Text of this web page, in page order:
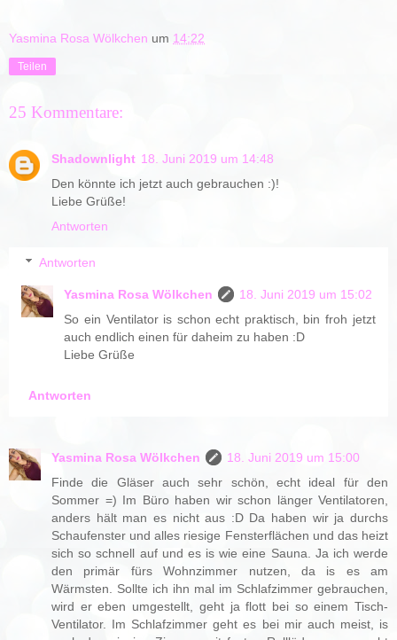
Yasmina Rosa Wölkchen um 14:22
Teilen
25 Kommentare:
Shadownlight 18. Juni 2019 um 14:48
Den könnte ich jetzt auch gebrauchen :)!
Liebe Grüße!
Antworten
Antworten
Yasmina Rosa Wölkchen
18. Juni 2019 um 15:02
So ein Ventilator is schon echt praktisch, bin froh jetzt
auch endlich einen für daheim zu haben :D
Liebe Grüße
Antworten
Yasmina Rosa Wölkchen
18. Juni 2019 um 15:00
Finde die Gläser auch sehr schön, echt ideal für den
Sommer =) Im Büro haben wir schon länger Ventilatoren,
anders hält man es nicht aus :D Da haben wir ja durchs
Schaufenster und alles riesige Fensterflächen und das heizt
sich so schnell auf und es is wie eine Sauna. Ja ich werde
den primär fürs Wohnzimmer nutzen, da is es am
Wärmsten. Sollte ich ihn mal im Schlafzimmer gebrauchen,
wird er eben umgestellt, geht ja flott bei so einem Tisch-
Ventilator. Im Schlafzimmer geht es bei mir auch meist, is